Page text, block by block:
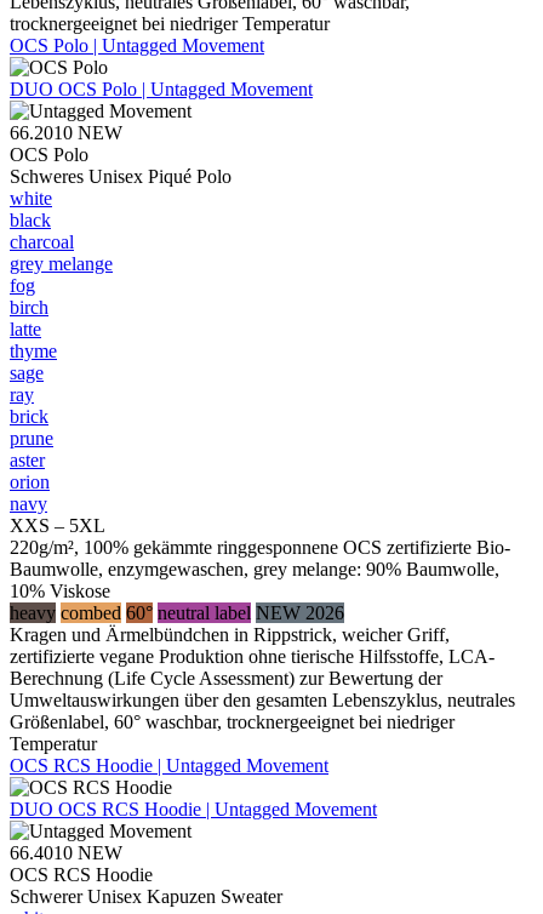
trocknergeeignet bei niedriger Temperatur
OCS Polo | Untagged Movement
DUO OCS Polo | Untagged Movement
66.2010 NEW
OCS Polo
Schweres Unisex Piqué Polo
white
black
charcoal
grey melange
fog
birch
latte
thyme
sage
ray
brick
prune
aster
orion
navy
XXS – 5XL
220g/m², 100% gekämmte ringgesponnene OCS zertifizierte Bio-
Baumwolle, enzymgewaschen, grey melange: 90% Baumwolle,
10% Viskose
heavy combed 60° neutral label NEW 2026
Kragen und Ärmelbündchen in Rippstrick, weicher Griff,
zertifizierte vegane Produktion ohne tierische Hilfsstoffe, LCA-
Berechnung (Life Cycle Assessment) zur Bewertung der
Umweltauswirkungen über den gesamten Lebenszyklus, neutrales
Größenlabel, 60° waschbar, trocknergeeignet bei niedriger
Temperatur
OCS RCS Hoodie | Untagged Movement
DUO OCS RCS Hoodie | Untagged Movement
66.4010 NEW
OCS RCS Hoodie
Schwerer Unisex Kapuzen Sweater